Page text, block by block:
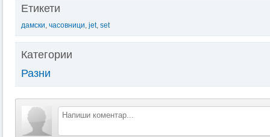
Етикети
дамски, часовници, jet, set
Категории
Разни